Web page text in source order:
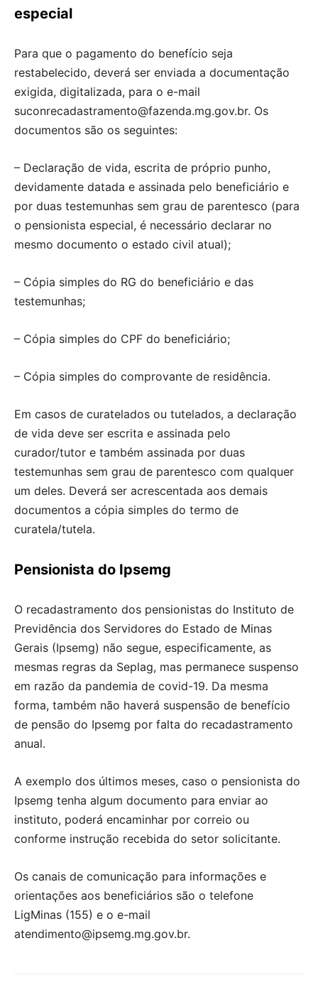
especial
Para que o pagamento do benefício seja
restabelecido, deverá ser enviada a documentação
exigida, digitalizada, para o e-mail
suconrecadastramento@fazenda.mg.gov.br. Os
documentos são os seguintes:
– Declaração de vida, escrita de próprio punho,
devidamente datada e assinada pelo beneficiário e
por duas testemunhas sem grau de parentesco (para
o pensionista especial, é necessário declarar no
mesmo documento o estado civil atual);
– Cópia simples do RG do beneficiário e das
testemunhas;
– Cópia simples do CPF do beneficiário;
– Cópia simples do comprovante de residência.
Em casos de curatelados ou tutelados, a declaração
de vida deve ser escrita e assinada pelo
curador/tutor e também assinada por duas
testemunhas sem grau de parentesco com qualquer
um deles. Deverá ser acrescentada aos demais
documentos a cópia simples do termo de
curatela/tutela.
Pensionista do Ipsemg
O recadastramento dos pensionistas do Instituto de
Previdência dos Servidores do Estado de Minas
Gerais (Ipsemg) não segue, especificamente, as
mesmas regras da Seplag, mas permanece suspenso
em razão da pandemia de covid-19. Da mesma
forma, também não haverá suspensão de benefício
de pensão do Ipsemg por falta do recadastramento
anual.
A exemplo dos últimos meses, caso o pensionista do
Ipsemg tenha algum documento para enviar ao
instituto, poderá encaminhar por correio ou
conforme instrução recebida do setor solicitante.
Os canais de comunicação para informações e
orientações aos beneficiários são o telefone
LigMinas (155) e o e-mail
atendimento@ipsemg.mg.gov.br.